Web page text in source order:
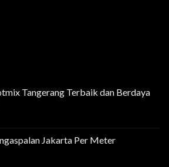
Tangerang Terbaik dan Berdaya
Jakarta Per Meter